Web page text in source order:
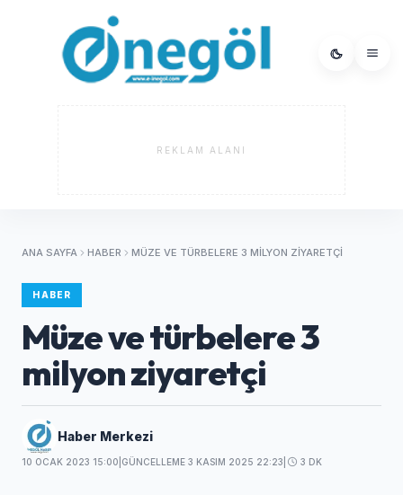
REKLAM ALANI
ANA SAYFA HABER MÜZE VE TÜRBELERE 3 MILYON ZIYARETÇI
HABER
Müze ve türbelere 3
milyon ziyaretçi
Haber Merkezi
10 OCAK 2023 15:00 GÜNCELLEME 3 KASIM 2025 22:23 3 DK